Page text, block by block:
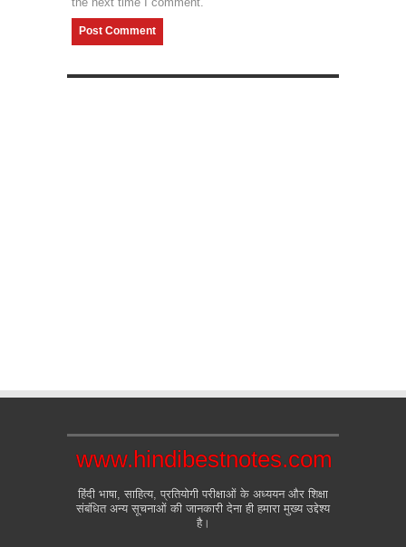
www.hindibestnotes.com
हिंदी भाषा, साहित्य, प्रतियोगी परीक्षाओं के अध्ययन और शिक्षा
संबंधित अन्य सूचनाओं की जानकारी देना ही हमारा मुख्य उद्देश्य
है।